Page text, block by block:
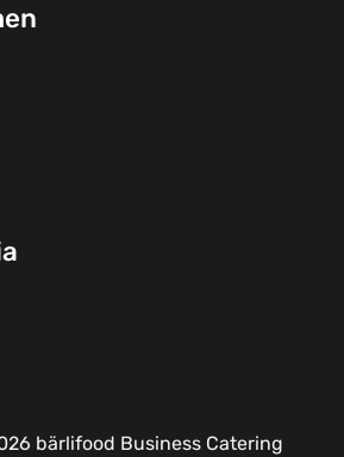
bärlifood Business Catering